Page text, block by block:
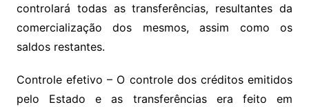
controlará todas as transferências, resultantes da
comercialização dos mesmos, assim como os
saldos restantes.
Controle efetivo – O controle dos créditos emitidos
pelo Estado e as transferências era feito em